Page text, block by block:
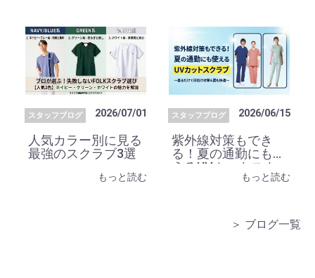
スタッフブログ 2026/07/01
人気カラー別に見る
最強のスクラブ3選
もっと読む
スタッフブログ 2026/06/15
紫外線対策もでき
る！夏の通勤にも使
えるUVカットスク
もっと読む
＞ ブログ一覧